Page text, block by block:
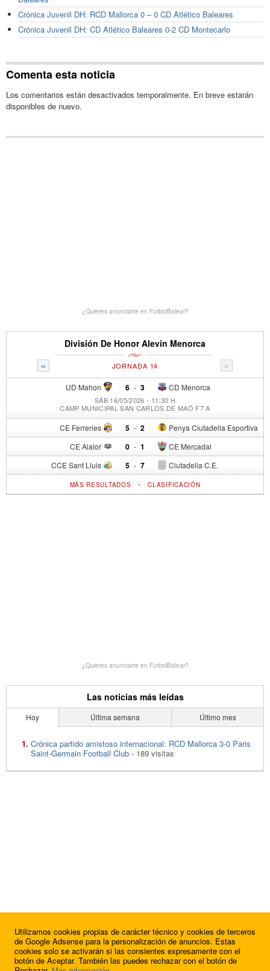
Crónica Juvenil DH: RCD Mallorca 0 – 0 CD Atlético Baleares
Crónica Juvenil DH: CD Atlético Baleares 0-2 CD Montecarlo
Comenta esta noticia
Los comentarios están desactivados temporalmente. En breve estarán
disponibles de nuevo.
¿Quieres anunciarte en FutbolBalear?
División De Honor Alevin Menorca
« »
JORNADA 14
UD Mahon 6 - CD Menorca
3
SÁB 16/05/2026 - 11:30 H
CAMP MUNICIPAL SAN CARLOS DE MAÓ F7 A
CE Ferreries 5 - Penya Ciutadella Esportiva
2
CE Alaior 0 - CE Mercadal
1
CCE Sant Lluis 5 - Ciutadella C.E.
7
MÁS RESULTADOS -CLASIFICACIÓN
¿Quieres anunciarte en FutbolBalear?
Las noticias más leídas
Hoy Última semana Último mes
Crónica partido amistoso internacional: RCD Mallorca 3-0 Paris
Saint-Germain Football Club - 189 visitas
Utilizamos cookies propias de carácter técnico y cookies de terceros
de Google Adsense para la personalización de anuncios. Estas
cookies solo se activarán si las consientes expresamente con el
botón de Aceptar. También las puedes rechazar con el botón de